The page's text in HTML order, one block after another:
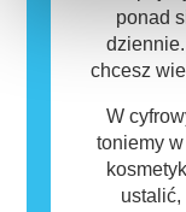
ponad
chcesz
W
toniemy
ustalić,